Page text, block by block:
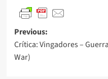
Previous:
Crítica: Vingadores –
War)